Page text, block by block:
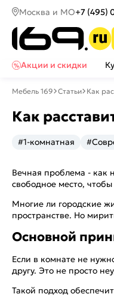
Москва и МО+7 (495)
Акции и скидки
Мебель 169 Статьи Как
Как
#1-комнатная
Вечная проблема - как
свободное место,
Многие ли городские
пространстве. Но
Основной
Если в комнате не
другу. Это не просто
Такой подход